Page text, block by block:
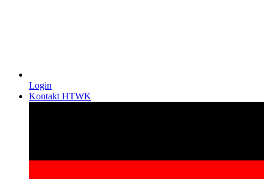
Login
Kontakt HTWK